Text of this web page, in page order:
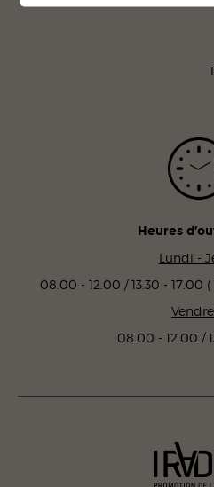
Heures
Lundi -
08.00 - 12.00 / 13.30 - 17.00
08.00 - 12.00 /